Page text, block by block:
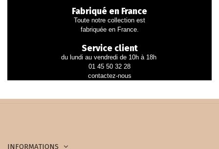
Fabriqué en France
Toute notre collection est
fabriquée en France.
Service client
du lundi au vendredi de 10h à 18h
01 45 50 32 28
contactez-nous
INFORMATIONS